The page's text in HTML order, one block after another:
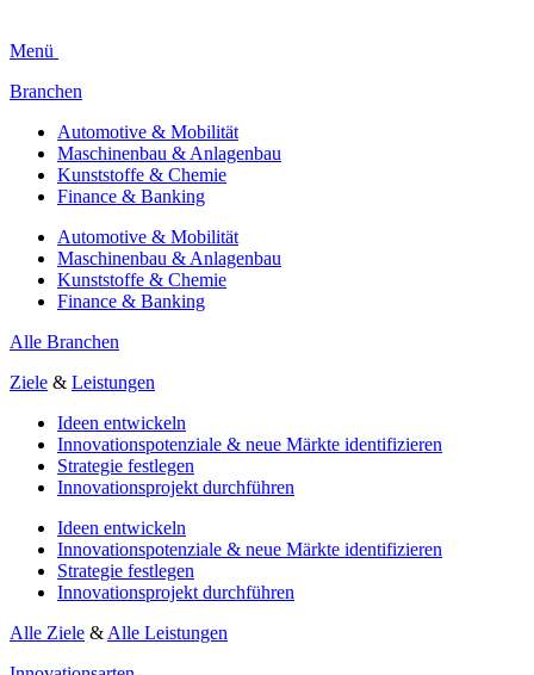
Menü
Branchen
Automotive & Mobilität
Maschinenbau & Anlagenbau
Kunststoffe & Chemie
Finance & Banking
Automotive & Mobilität
Maschinenbau & Anlagenbau
Kunststoffe & Chemie
Finance & Banking
Alle Branchen
Ziele & Leistungen
Ideen entwickeln
Innovationspotenziale & neue Märkte identifizieren
Strategie festlegen
Innovationsprojekt durchführen
Ideen entwickeln
Innovationspotenziale & neue Märkte identifizieren
Strategie festlegen
Innovationsprojekt durchführen
Alle Ziele & Alle Leistungen